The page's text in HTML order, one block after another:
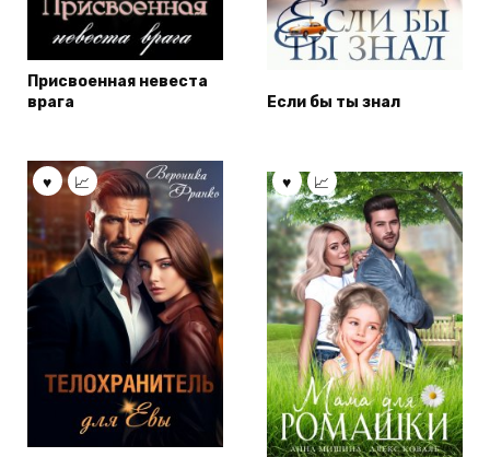
Присвоенная невеста
врага
Если бы ты знал